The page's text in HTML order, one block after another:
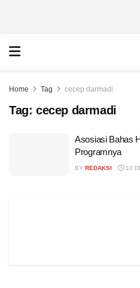
Home Tag cecep darmadi
Tag: cecep darmadi
Asosiasi Bahas
Programnya
BY REDAKSI 10